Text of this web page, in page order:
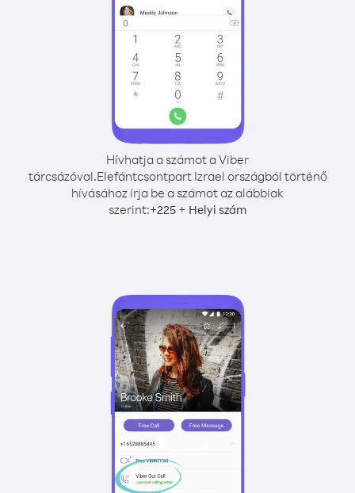
Hívhatja a számot a Viber
tárcsázóval.Elefántcsontpart Izrael országból történő
hívásához írja be a számot az alábbiak
szerint:+225 + Helyi szám